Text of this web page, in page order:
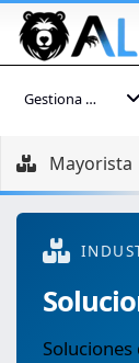
Gestiona tu cuenta
Mayorista